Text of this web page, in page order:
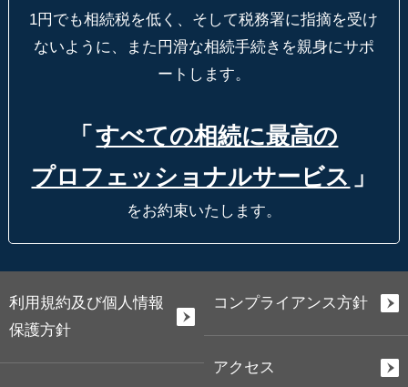
1円でも相続税を低く、そして税務署に指摘を受け
ないように、
また円滑な相続手続きを親身にサポ
ートします。
「 すべての相続に最高の
プロフェッショナルサービス 」
をお約束いたします。
利用規約及び個人情報
保護方針
コンプライアンス方針
アクセス